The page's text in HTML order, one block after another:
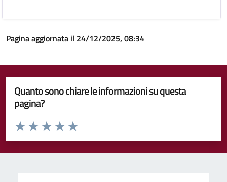
Pagina aggiornata il 24/12/2025, 08:34
Quanto sono chiare le informazioni su questa
pagina?
Valuta da 1 a 5 stelle la pagina
Valuta 5 stelle su 5
Valuta 4 stelle su 5
Valuta 3 stelle su 5
Valuta 2 stelle su 5
Valuta 1 stelle su 5